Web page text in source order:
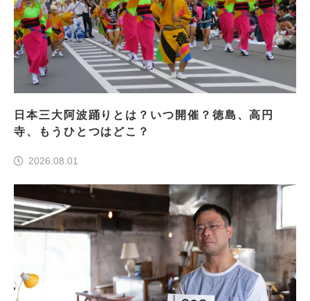
日本三大阿波踊りとは？いつ開催？徳島、高円
寺、もうひとつはどこ？
2026.08.01